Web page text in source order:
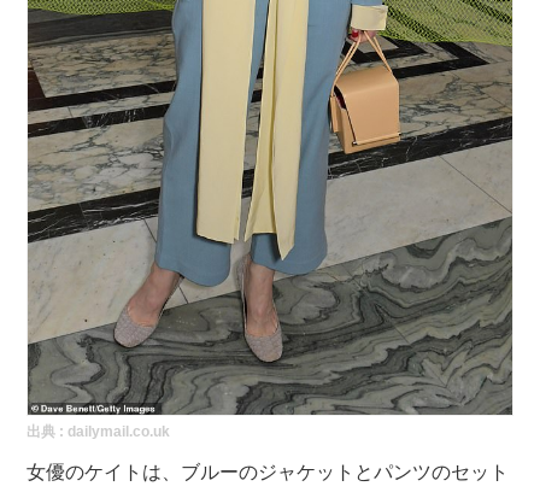
出典 :dailymail.co.uk
女優のケイトは、ブルーのジャケットとパンツのセット